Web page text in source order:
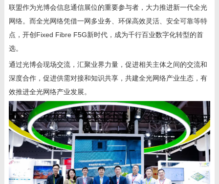
联盟作为光博会信息通信展位的重要参与者，大力推进新一代全光
网络。而全光网络凭借一网多业务、环保高效灵活、安全可靠等特
点，开创Fixed Fibre F5G新时代，成为千行百业数字化转型的首
选。
通过光博会现场交流，汇聚业界力量，促进相关主体之间的交流和
深度合作，促进供需对接和知识共享，共建全光网络产业生态，有
效推进全光网络产业发展。